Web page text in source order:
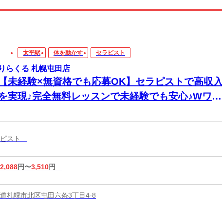
太平駅 体を動かす セラピスト
りらくる 札幌屯田店
【未経験×無資格でも応募OK】セラピストで高収入
実現♪完全無料レッスンで未経験でも安心♪Wワー
ピスト
2,088円〜3,510円
札幌市北区屯田六条3丁目4-8